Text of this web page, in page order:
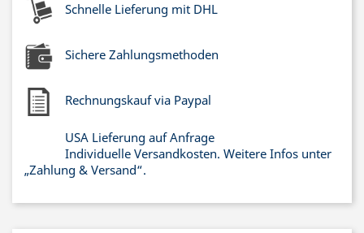
Schnelle Lieferung mit DHL
Sichere Zahlungsmethoden
Rechnungskauf via Paypal
USA Lieferung auf Anfrage
Individuelle Versandkosten. Weitere Infos unter
„Zahlung & Versand“.